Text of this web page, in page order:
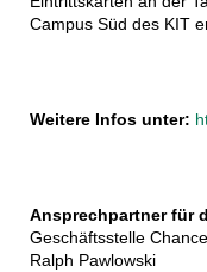
Campus Süd des KIT
Weitere Infos unter:
Ansprechpartner für
Geschäftsstelle
Ralph Pawlowski